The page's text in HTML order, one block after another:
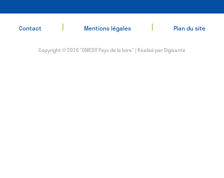
Contact | Mentions légales | Plan du site
Copyright © 2026 “OMEDIT Pays de la loire” | Réalisé parDigisanté